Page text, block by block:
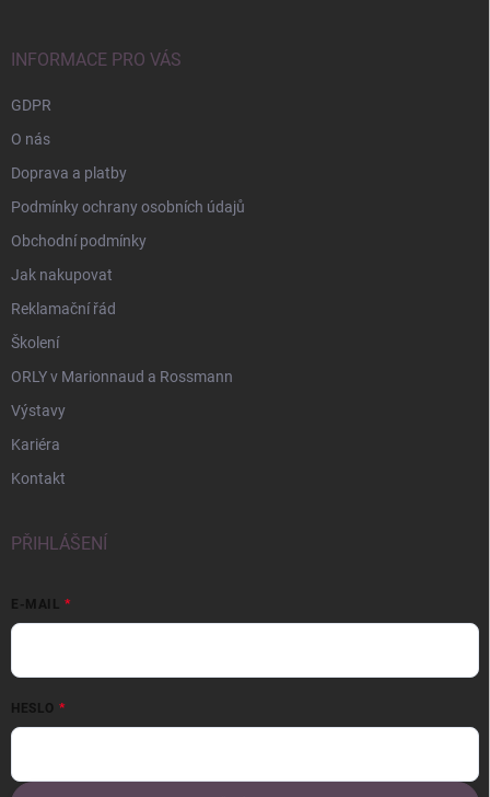
INFORMACE PRO VÁS
GDPR
O nás
Doprava a platby
Podmínky ochrany osobních údajů
Obchodní podmínky
Jak nakupovat
Reklamační řád
Školení
ORLY v Marionnaud a Rossmann
Výstavy
Kariéra
Kontakt
PŘIHLÁŠENÍ
E-MAIL
HESLO